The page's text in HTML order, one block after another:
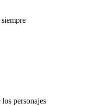
personajes